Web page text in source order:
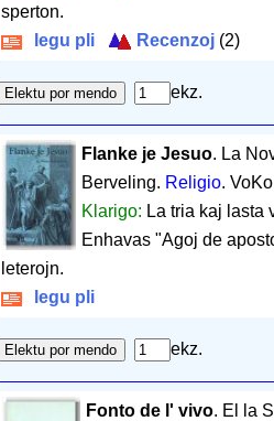
sperton.
legu pli
Recenzoj (2)
ekz.
Flanke je Jesuo. La
Berveling. Religio.
Klarigo: La tria kaj lasta
Enhavas "Agoj de
leterojn.
legu pli
ekz.
Fonto de l' vivo. El la